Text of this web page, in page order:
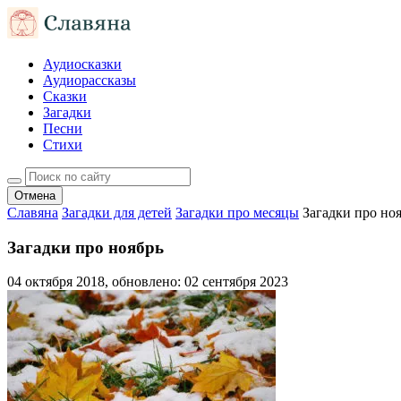
Аудиосказки
Аудиорассказы
Сказки
Загадки
Песни
Стихи
Отмена
Славяна Загадки для детей Загадки про месяцы Загадки про
Загадки про ноябрь
04 октября 2018, обновлено: 02 сентября 2023